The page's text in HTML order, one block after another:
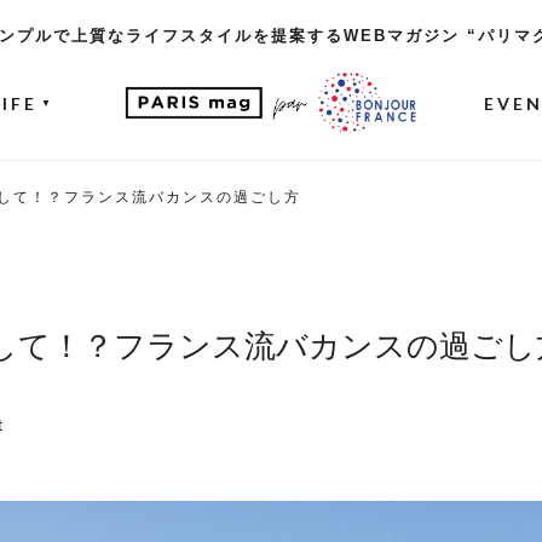
プルで上質なライフスタイルを提案するWEBマガジン “パリマ
▼
て！？フランス流バカンスの過ごし方
て！？フランス流バカンスの過ご